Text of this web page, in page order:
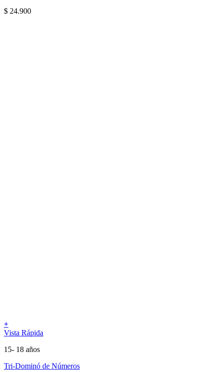
$ 24.900
+
Vista Rápida
15- 18 años
Tri-Dominó de Números